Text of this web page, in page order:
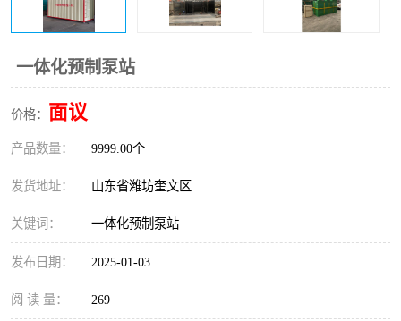
一体化预制泵站
价格： 面议
产品数量： 9999.00个
发货地址： 山东省潍坊奎文区
关键词： 一体化预制泵站
发布日期： 2025-01-03
阅 读 量： 269